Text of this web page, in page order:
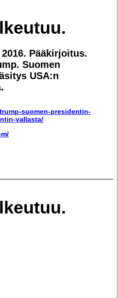
2016. Pääkirjoitus.
Suomen
USA:n
suomen-presidentin-
vallasta/